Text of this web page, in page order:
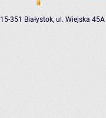
15-351 Białystok, ul. Wiejska 45A